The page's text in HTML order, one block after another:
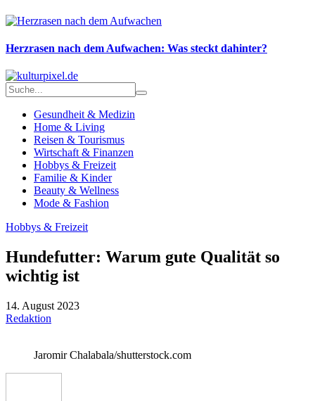
Herzrasen nach dem Aufwachen: Was steckt dahinter?
Gesundheit & Medizin
Home & Living
Reisen & Tourismus
Wirtschaft & Finanzen
Hobbys & Freizeit
Familie & Kinder
Beauty & Wellness
Mode & Fashion
Hobbys & Freizeit
Hundefutter: Warum gute Qualität so
wichtig ist
14. August 2023
Redaktion
Jaromir Chalabala/shutterstock.com